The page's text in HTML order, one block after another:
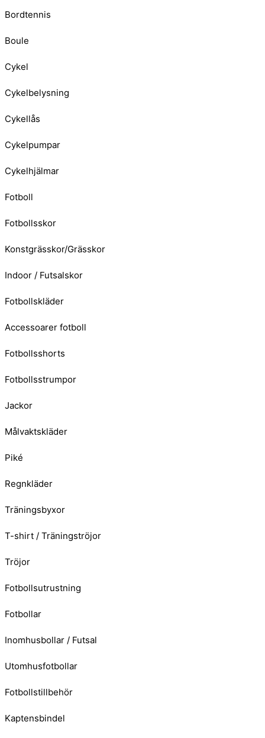
Bordtennis
Boule
Cykel
Cykelbelysning
Cykellås
Cykelpumpar
Cykelhjälmar
Fotboll
Fotbollsskor
Konstgrässkor/Grässkor
Indoor / Futsalskor
Fotbollskläder
Accessoarer fotboll
Fotbollsshorts
Fotbollsstrumpor
Jackor
Målvaktskläder
Piké
Regnkläder
Träningsbyxor
T-shirt / Träningströjor
Tröjor
Fotbollsutrustning
Fotbollar
Inomhusbollar / Futsal
Utomhusfotbollar
Fotbollstillbehör
Kaptensbindel